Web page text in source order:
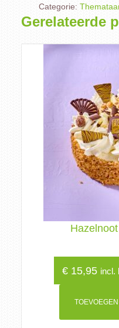
Categorie:
Gerelateerde
€15,95 incl.